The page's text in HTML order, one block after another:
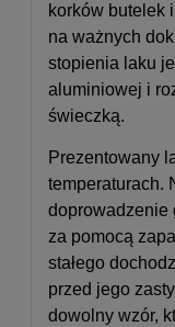
korków butelek
na ważnych
stopienia laku
aluminiowej i
świeczką.
Prezentowany
temperaturach.
doprowadzenie
za pomocą
stałego
przed jego
dowolny wzór,